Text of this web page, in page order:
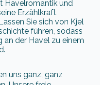
Havelromantik und
Erzählkraft
Sie sich von Kjel
führen, sodass
an der Havel zu einem
uns ganz, ganz